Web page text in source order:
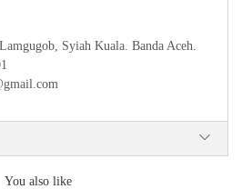
Syiah Kuala. Banda Aceh.
You also like